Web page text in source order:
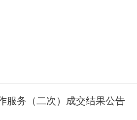
服务（二次）成交结果公告